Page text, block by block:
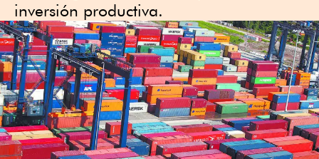
inversión productiva.